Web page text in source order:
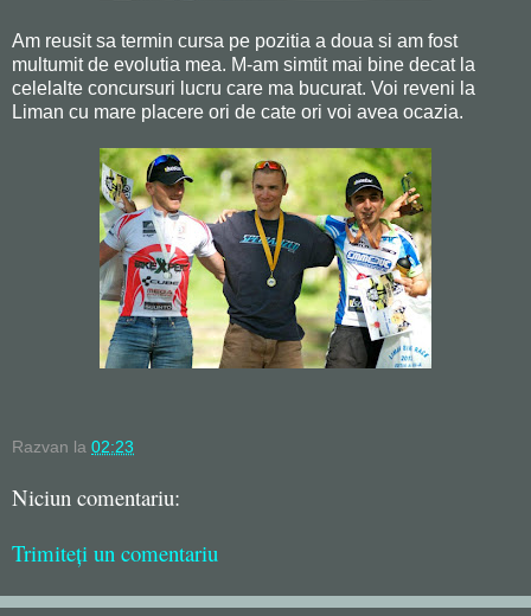
Am reusit sa termin cursa pe pozitia a doua si am fost
multumit de evolutia mea. M-am simtit mai bine decat la
celelalte concursuri lucru care ma bucurat. Voi reveni la
Liman cu mare placere ori de cate ori voi avea ocazia.
Razvan la 02:23
Niciun comentariu:
Trimiteți un comentariu